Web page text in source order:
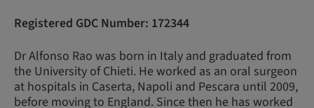
Registered GDC Number: 172344
Dr Alfonso Rao was born in Italy and graduated from
the University of Chieti. He worked as an oral surgeon
at hospitals in Caserta, Napoli and Pescara until 2009,
before moving to England. Since then he has worked